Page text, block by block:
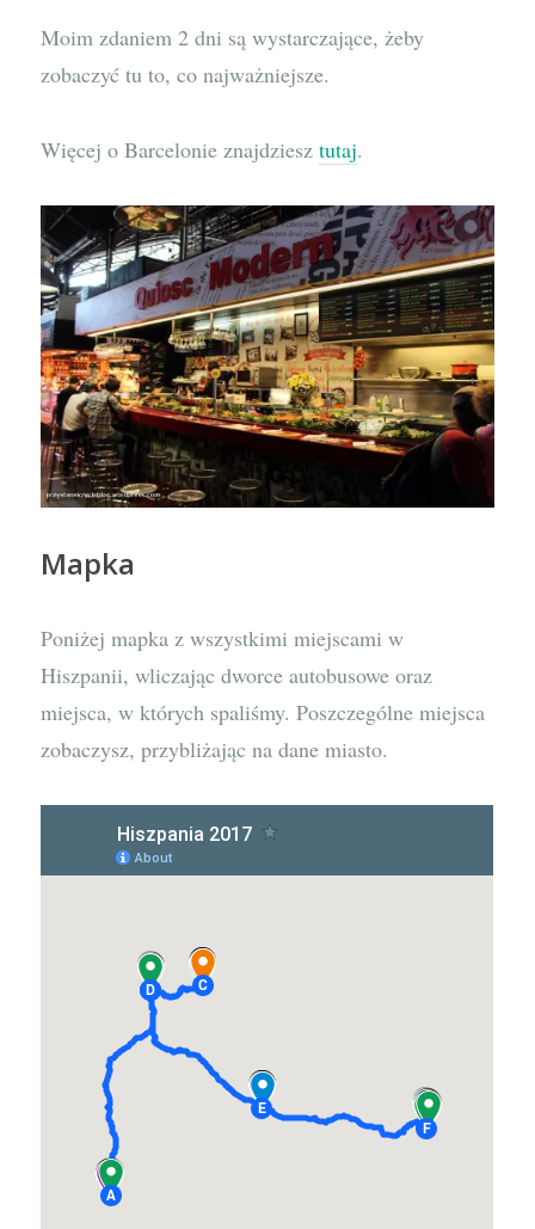
Moim zdaniem 2 dni są wystarczające, żeby
zobaczyć tu to, co najważniejsze.
Więcej o Barcelonie znajdziesztutaj.
Mapka
Poniżej mapka z wszystkimi miejscami w
Hiszpanii, wliczając dworce autobusowe oraz
miejsca, w których spaliśmy. Poszczególne miejsca
zobaczysz, przybliżając na dane miasto.